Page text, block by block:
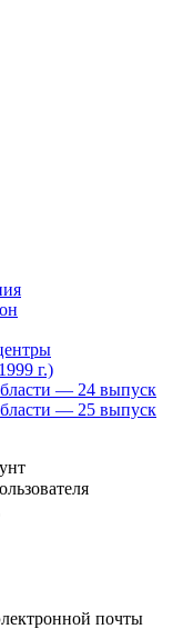
г.)
— 24 выпуск
— 25 выпуск
почты